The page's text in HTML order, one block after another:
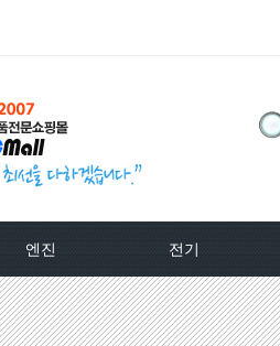
국베랄-
엔진
라지에이타
전기
알터네이터[모